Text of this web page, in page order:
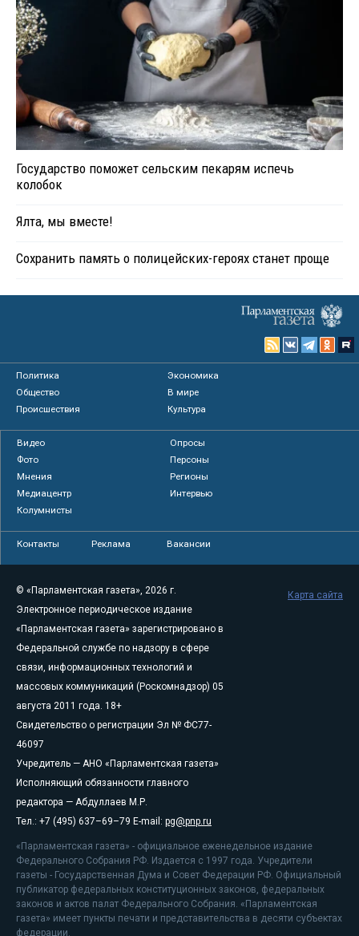
Государство поможет сельским пекарям испечь
колобок
Ялта, мы вместе!
Сохранить память о полицейских-героях станет проще
Политика
Экономика
Общество
В мире
Происшествия
Культура
Видео
Опросы
Фото
Персоны
Мнения
Регионы
Медиацентр
Интервью
Колумнисты
Контакты Реклама Вакансии
© «Парламентская газета», 2026 г.
Электронное периодическое издание
«Парламентская газета» зарегистрировано в
Федеральной службе по надзору в сфере
связи, информационных технологий и
массовых коммуникаций (Роскомнадзор) 05
августа 2011 года. 18+
Свидетельство о регистрации Эл № ФС77-
46097
Учредитель — АНО «Парламентская газета»
Исполняющий обязанности главного
редактора — Абдуллаев М.Р.
Тел.: +7 (495) 637–69–79 E-mail: pg@pnp.ru
«Парламентская газета» - официальное еженедельное издание
Федерального Собрания РФ. Издается с 1997 года. Учредители
газеты - Государственная Дума и Совет Федерации РФ. Официальный
публикатор федеральных конституционных законов, федеральных
законов и актов палат Федерального Собрания. «Парламентская
газета» имеет пункты печати и представительства в десяти субъектах
федерации.
Карта сайта